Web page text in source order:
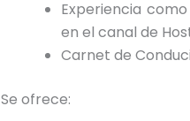
Experiencia
en el canal de
Carnet de
Se ofrece: